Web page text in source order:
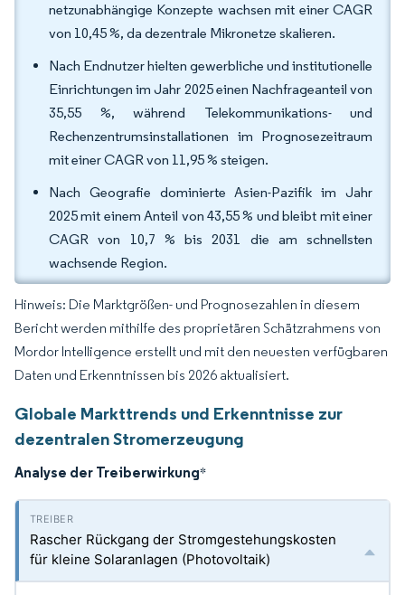
netzunabhängige Konzepte wachsen mit einer CAGR
von 10,45 %, da dezentrale Mikronetze skalieren.
Nach Endnutzer hielten gewerbliche und institutionelle
Einrichtungen im Jahr 2025 einen Nachfrageanteil von
35,55 %, während Telekommunikations- und
Rechenzentrumsinstallationen im Prognosezeitraum
mit einer CAGR von 11,95 % steigen.
Nach Geografie dominierte Asien-Pazifik im Jahr
2025 mit einem Anteil von 43,55 % und bleibt mit einer
CAGR von 10,7 % bis 2031 die am schnellsten
wachsende Region.
Hinweis: Die Marktgrößen- und Prognosezahlen in diesem
Bericht werden mithilfe des proprietären Schätzrahmens von
Mordor Intelligence erstellt und mit den neuesten verfügbaren
Daten und Erkenntnissen bis 2026 aktualisiert.
Globale Markttrends und Erkenntnisse zur
dezentralen Stromerzeugung
Analyse der Treiberwirkung*
Rascher Rückgang der Stromgestehungskosten
für kleine Solaranlagen (Photovoltaik)